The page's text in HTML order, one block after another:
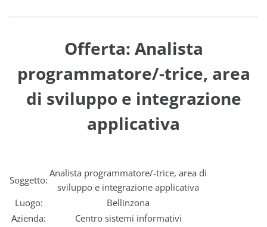
Offerta: Analista
programmatore/-trice, area
di sviluppo e integrazione
applicativa
Soggetto:
Analista programmatore/-trice, area di
sviluppo e integrazione applicativa
Luogo:
Bellinzona
Azienda:
Centro sistemi informativi